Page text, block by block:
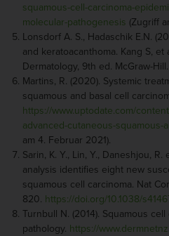
squamous-cell-carcinoma-
molecular-pathogenesis (Zugriff
Lonsdorf A. S., Hadaschik E.N.
and keratoacanthoma. Kang S, et
Dermatology, 9th ed. McGraw-Hill.
Martins, R. (2020). Systemic
squamous and basal cell
https://www.uptodate.com/
advanced-cutaneous-squamous-
am 4. Februar 2021).
Sarin, K. Y., Lin, Y., Daneshjou,
analysis identifies eight new
squamous cell carcinoma. Nat
820. https://doi.org/10.1038/
Turnbull N. (2014). Squamous cell
pathology. https://